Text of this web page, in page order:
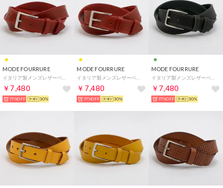
MODE FOURRURE
イタリア製メンズレザーベルト （レッド）
￥7,480
77%OFF 30%
MODE FOURRURE
イタリア製メンズレザーベルト （レッド）
￥7,480
77%OFF 30%
MODE FOURRURE
イタリア製メンズレザーベルト （モスグリーン）
￥7,480
77%OFF 30%